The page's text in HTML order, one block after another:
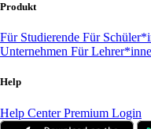
Produkt
Für Studierende Für
Unternehmen Für
Help
Help CenterPremium Login